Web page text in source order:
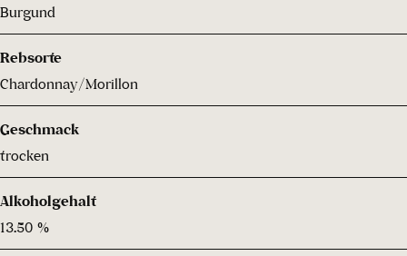
Burgund
Rebsorte
Chardonnay/Morillon
Geschmack
trocken
Alkoholgehalt
13.50 %